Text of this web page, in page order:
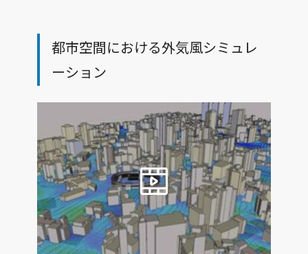
都市空間における外気風シミュレ
ーション